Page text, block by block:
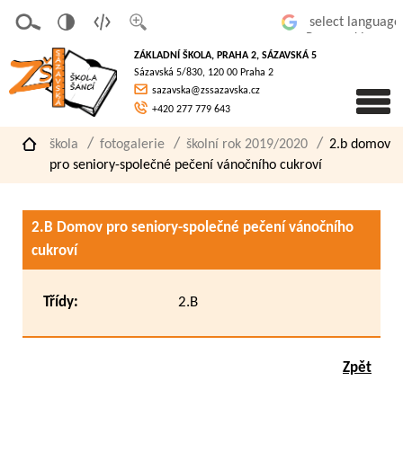
písmo
á
verze
pro
slaboz
raké
ZÁKLADNÍ ŠKOLA, PRAHA 2, SÁZAVSKÁ 5
Sázavská 5/830, 120 00 Praha 2
sazavska@zssazavska.cz
+420 277 779 643
škola fotogalerie školní rok 2019/2020
2.b domov
pro seniory-společné pečení vánočního cukroví
2.B Domov pro seniory-společné pečení vánočního
cukroví
Třídy: 2.B
Zpět